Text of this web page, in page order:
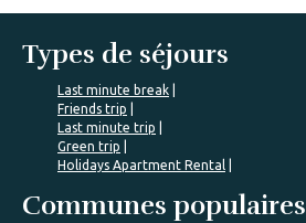
Types de séjours
Last minute break
Friends trip
Last minute trip
Green trip
Holidays Apartment Rental
Communes populaires